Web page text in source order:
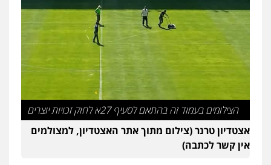
עו"ד אריה פטר
לשעבר סגן מנהל המחלקה הפלילית
בפרקליטות המדינה
0506217994
משרד עורכי דין פארס פלאח
צווארון לבן והונאה
0549911449
עו"ד עידית שינו-אמיתי
הצילומים בעמוד זה בהתאם לסעיף 27א לחוק זכויות יוצרים
אצטדיון טרנר (צילום מתוך אתר האצטדיון, למצולמים
אין קשר לכתבה)